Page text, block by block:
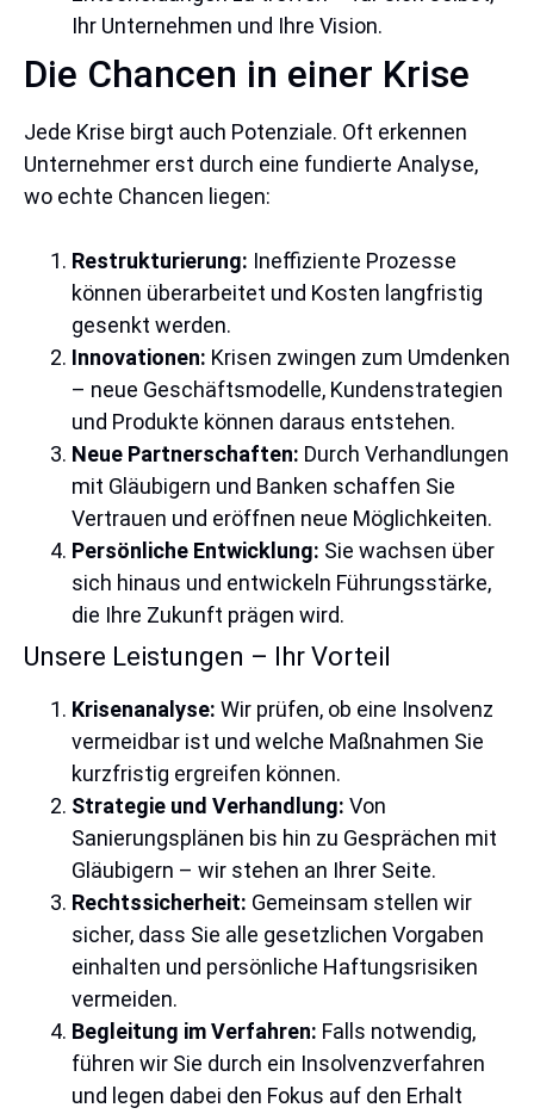
Ihr Unternehmen und Ihre Vision.
Die Chancen in einer Krise
Jede Krise birgt auch Potenziale. Oft erkennen
Unternehmer erst durch eine fundierte Analyse,
wo echte Chancen liegen:
Restrukturierung: Ineffiziente Prozesse
können überarbeitet und Kosten langfristig
gesenkt werden.
Innovationen: Krisen zwingen zum Umdenken
– neue Geschäftsmodelle, Kundenstrategien
und Produkte können daraus entstehen.
Neue Partnerschaften: Durch Verhandlungen
mit Gläubigern und Banken schaffen Sie
Vertrauen und eröffnen neue Möglichkeiten.
Persönliche Entwicklung: Sie wachsen über
sich hinaus und entwickeln Führungsstärke,
die Ihre Zukunft prägen wird.
Unsere Leistungen – Ihr Vorteil
Krisenanalyse: Wir prüfen, ob eine Insolvenz
vermeidbar ist und welche Maßnahmen Sie
kurzfristig ergreifen können.
Strategie und Verhandlung: Von
Sanierungsplänen bis hin zu Gesprächen mit
Gläubigern – wir stehen an Ihrer Seite.
Rechtssicherheit: Gemeinsam stellen wir
sicher, dass Sie alle gesetzlichen Vorgaben
einhalten und persönliche Haftungsrisiken
vermeiden.
Begleitung im Verfahren: Falls notwendig,
führen wir Sie durch ein Insolvenzverfahren
und legen dabei den Fokus auf den Erhalt